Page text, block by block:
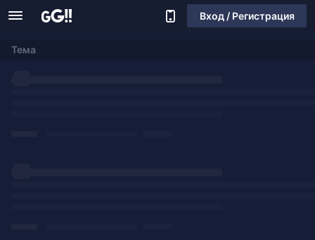
Вход / Регистрация
Тема